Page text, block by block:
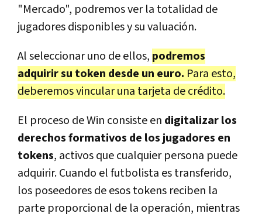
"Mercado", podremos ver la totalidad de
jugadores disponibles y su valuación.
Al seleccionar uno de ellos, podremos
adquirir su token desde un euro. Para esto,
deberemos vincular una tarjeta de crédito.
El proceso de Win consiste en digitalizar los
derechos formativos de los jugadores en
tokens, activos que cualquier persona puede
adquirir. Cuando el futbolista es transferido,
los poseedores de esos tokens reciben la
parte proporcional de la operación, mientras